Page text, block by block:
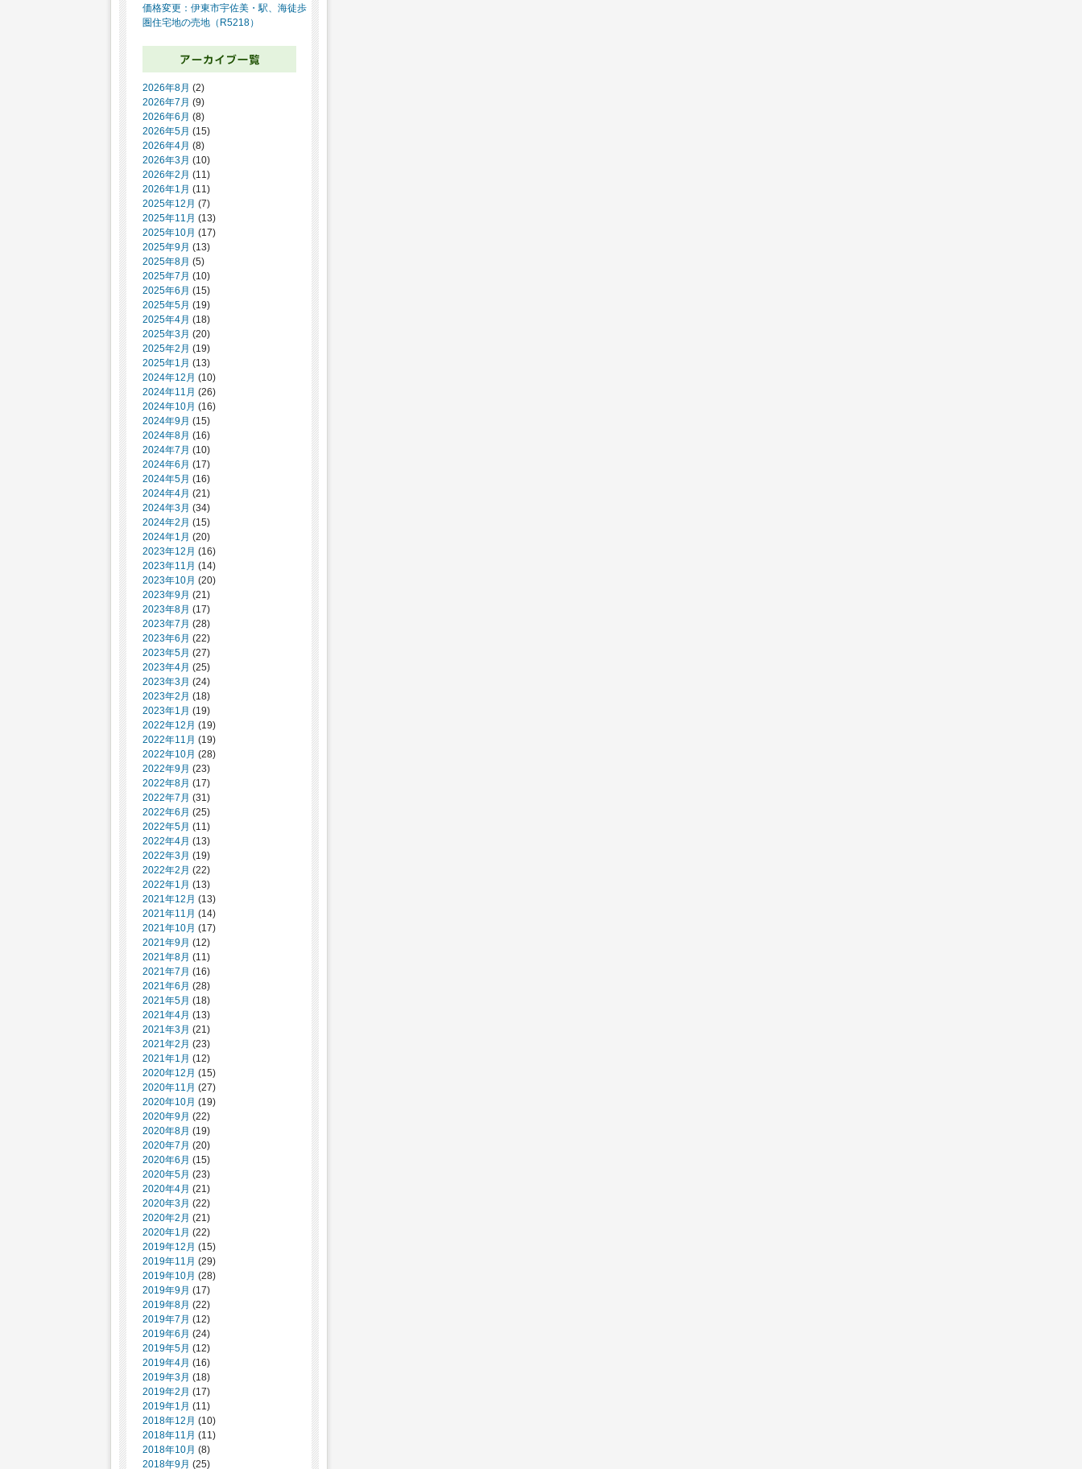
価格変更：伊東市宇佐美・駅、海徒歩
圏住宅地の売地（R5218）
2026年8月 (2)
2026年7月 (9)
2026年6月 (8)
2026年5月 (15)
2026年4月 (8)
2026年3月 (10)
2026年2月 (11)
2026年1月 (11)
2025年12月 (7)
2025年11月 (13)
2025年10月 (17)
2025年9月 (13)
2025年8月 (5)
2025年7月 (10)
2025年6月 (15)
2025年5月 (19)
2025年4月 (18)
2025年3月 (20)
2025年2月 (19)
2025年1月 (13)
2024年12月 (10)
2024年11月 (26)
2024年10月 (16)
2024年9月 (15)
2024年8月 (16)
2024年7月 (10)
2024年6月 (17)
2024年5月 (16)
2024年4月 (21)
2024年3月 (34)
2024年2月 (15)
2024年1月 (20)
2023年12月 (16)
2023年11月 (14)
2023年10月 (20)
2023年9月 (21)
2023年8月 (17)
2023年7月 (28)
2023年6月 (22)
2023年5月 (27)
2023年4月 (25)
2023年3月 (24)
2023年2月 (18)
2023年1月 (19)
2022年12月 (19)
2022年11月 (19)
2022年10月 (28)
2022年9月 (23)
2022年8月 (17)
2022年7月 (31)
2022年6月 (25)
2022年5月 (11)
2022年4月 (13)
2022年3月 (19)
2022年2月 (22)
2022年1月 (13)
2021年12月 (13)
2021年11月 (14)
2021年10月 (17)
2021年9月 (12)
2021年8月 (11)
2021年7月 (16)
2021年6月 (28)
2021年5月 (18)
2021年4月 (13)
2021年3月 (21)
2021年2月 (23)
2021年1月 (12)
2020年12月 (15)
2020年11月 (27)
2020年10月 (19)
2020年9月 (22)
2020年8月 (19)
2020年7月 (20)
2020年6月 (15)
2020年5月 (23)
2020年4月 (21)
2020年3月 (22)
2020年2月 (21)
2020年1月 (22)
2019年12月 (15)
2019年11月 (29)
2019年10月 (28)
2019年9月 (17)
2019年8月 (22)
2019年7月 (12)
2019年6月 (24)
2019年5月 (12)
2019年4月 (16)
2019年3月 (18)
2019年2月 (17)
2019年1月 (11)
2018年12月 (10)
2018年11月 (11)
2018年10月 (8)
2018年9月 (25)